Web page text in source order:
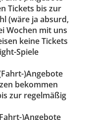
Tickets bis zur
(wäre ja absurd,
Wochen mit uns
keine Tickets
Spiele
)Angebote
bekommen
zur regelmäßig
)Angebote